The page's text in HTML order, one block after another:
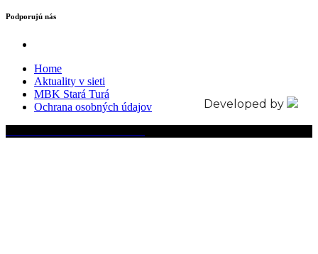
Podporujú nás
Home
Aktuality v sieti
MBK Stará Turá
Ochrana osobných údajov
Developed by